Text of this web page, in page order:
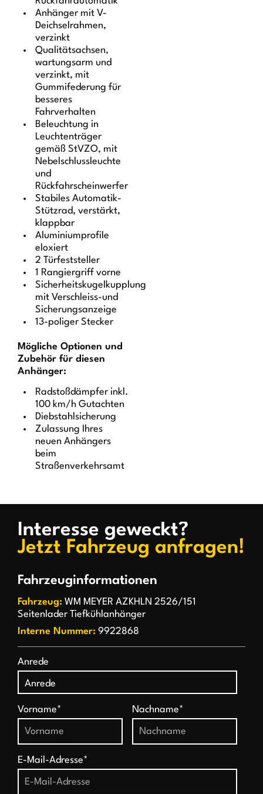
Anhänger mit V-
Deichselrahmen,
verzinkt
Qualitätsachsen,
wartungsarm und
verzinkt, mit
Gummifederung für
besseres
Fahrverhalten
Beleuchtung in
Leuchtenträger
gemäß StVZO, mit
Nebelschlussleuchte
und
Rückfahrscheinwerfer
Stabiles Automatik-
Stützrad, verstärkt,
klappbar
Aluminiumprofile
eloxiert
2 Türfeststeller
1 Rangiergriff vorne
Sicherheitskugelkupplung
mit Verschleiss-und
Sicherungsanzeige
13-poliger Stecker
Mögliche Optionen und
Zubehör für diesen
Anhänger:
Radstoßdämpfer inkl.
100 km/h Gutachten
Diebstahlsicherung
Zulassung Ihres
neuen Anhängers
beim
Straßenverkehrsamt
Interesse geweckt?
Jetzt Fahrzeug anfragen!
Fahrzeuginformationen
Fahrzeug: WM MEYER AZKHLN 2526/151
Seitenlader Tiefkühlanhänger
Interne Nummer: 9922868
Anrede
Vorname* Nachname*
E-Mail-Adresse*